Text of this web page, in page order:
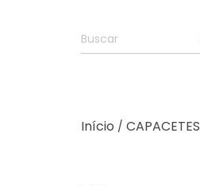
Início / CAPACETES